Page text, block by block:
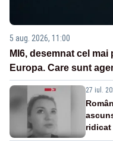
5 aug. 2026, 11:00
MI6, desemnat cel
Europa. Care sunt
27 iul.